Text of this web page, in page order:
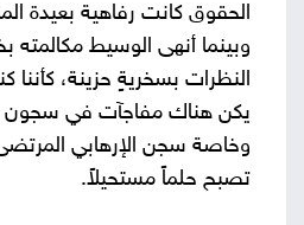
الحقوق كانت رفاهية بعيدة
وبينما أنهى الوسيط مكالمته
النظرات بسخريةٍ حزينة، كأننا
يكن هناك مفاجآت في سجون
وخاصة سجن الإرهابي
تصبح حلماً مستحيلاً.